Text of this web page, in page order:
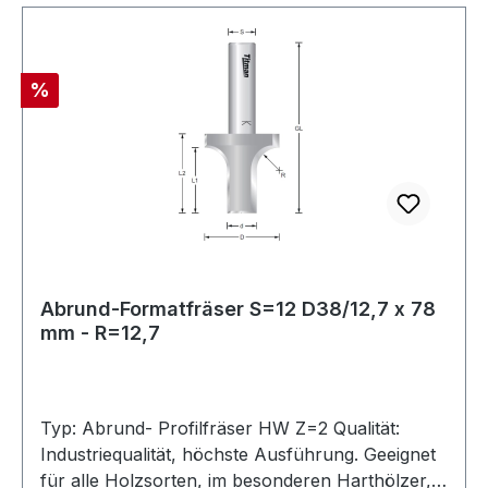
Standzeit. Allgemeine Information : Sollten Sie
Ihren gesuchten Abrundfräser nicht im
Standardsortiment finden, fragen Sie direkt bei
uns an. Wir fertigen jeden benötigten Fräser
nach Ihren Wünschen.Maximal zulässige
Drehzahl:Ø 1 mm - 25 mm: 24.000 U/minØ 26
mm - 50 mm : 18.000 U/min
Rabatt
%
Abrund-Formatfräser S=12 D38/12,7 x 78
mm - R=12,7
Typ: Abrund- Profilfräser HW Z=2 Qualität:
Industriequalität, höchste Ausführung. Geeignet
für alle Holzsorten, im besonderen Harthölzer,